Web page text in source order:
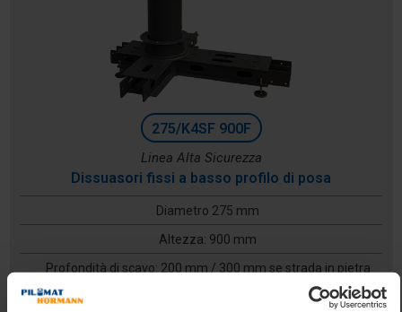
275/K4SF 900F
Linea Alta Sicurezza
Dissuasori fissi a basso profilo di posa
Diametro 275 mm
Altezza: 900 mm
Profondità di scavo: 200 mm / 300 mm se strada in pietra